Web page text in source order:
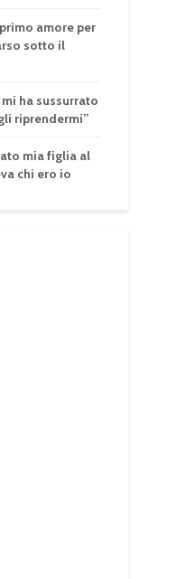
amore per
sotto il
ha sussurrato
riprendermi”
mia figlia al
chi ero io